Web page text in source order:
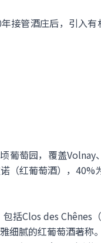
接管酒庄后，引入
葡萄园，覆盖
（红葡萄酒），40%
包括Clos des Chênes
细腻的红葡萄酒著称。